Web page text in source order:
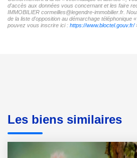
d'accès aux données vous concernant et les faire
IMMOBILIER cormeilles@legendre-immobilier.fr.
de la liste d'opposition au démarchage téléphonique
pouvez vous inscrire ici : https://www.bloctel.gouv.fr/
Les biens similaires